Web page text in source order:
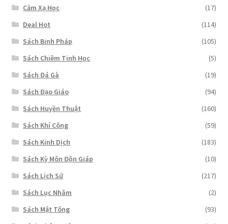
Cảm Xạ Học
(17)
Deal Hot
(114)
Sách Binh Pháp
(105)
Sách Chiêm Tinh Học
(5)
Sách Đá Gà
(19)
Sách Đạo Giáo
(94)
Sách Huyền Thuật
(160)
Sách Khí Công
(59)
Sách Kinh Dịch
(183)
Sách Kỳ Môn Độn Giáp
(10)
Sách Lịch Sử
(217)
Sách Lục Nhâm
(2)
Sách Mật Tông
(93)